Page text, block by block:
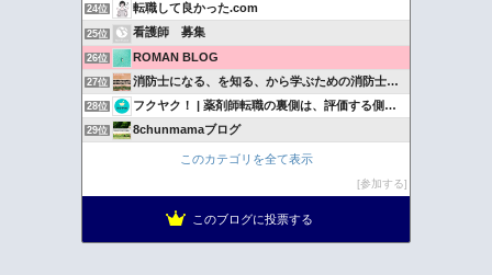
24位 転職して良かった.com
25位 看護師 募集
26位 ROMAN BLOG
27位 消防士になる、を知る、から学ぶための消防士ドットコム
28位 フクヤク！ | 薬剤師転職の裏側は、評価する側に聞け。
29位 8chunmamaブログ
Create free
消防LIFE〜消防士の仕事と転職と結婚生活をリアルに語る〜
このカテゴリを全て表示
参加する
このブログに投票する